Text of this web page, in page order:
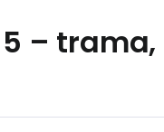
– trama,